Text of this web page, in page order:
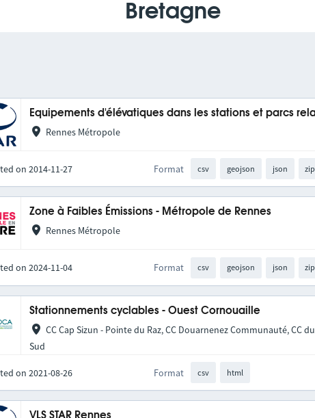
Bretagne
Equipements d'élévatiques dans les stations et parcs
Rennes Métropole
on 2014-11-27 Format csv geojson json zip
Zone à Faibles Émissions - Métropole de Rennes
Rennes Métropole
on 2024-11-04 Format csv geojson json zip
Stationnements cyclables - Ouest Cornouaille
CC Cap Sizun - Pointe du Raz, CC Douarnenez Communauté, CC
Sud
on 2021-08-26 Format csv html
VLS STAR Rennes